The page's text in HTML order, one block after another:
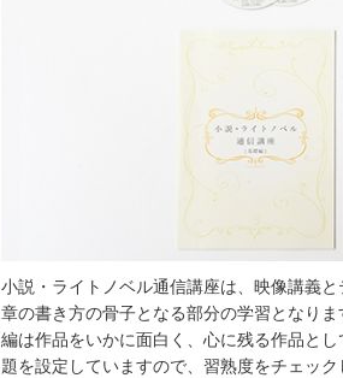
小説・ライトノベル通信講座は、映像講義
章の書き方の骨子となる部分の学習となり
編は作品をいかに面白く、心に残る作品と
題を設定していますので、習熟度をチェッ